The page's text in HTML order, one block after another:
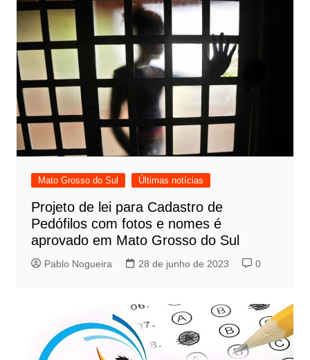
Mato Grosso do Sul Últimas notícias
Projeto de lei para Cadastro de
Pedófilos com fotos e nomes é
aprovado em Mato Grosso do Sul
Pablo Nogueira 28 de junho de 2023 0